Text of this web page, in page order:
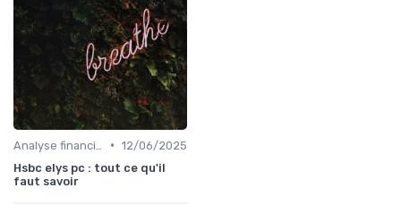
• 12/06/2025
Hsbc elys pc : tout ce qu'il
faut savoir